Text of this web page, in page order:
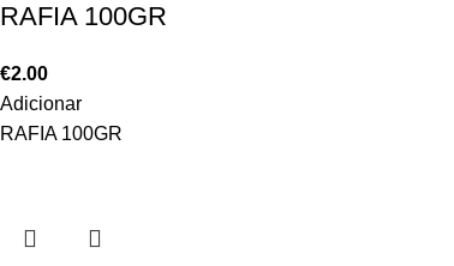
RAFIA 100GR
€2.00
Adicionar
RAFIA 100GR